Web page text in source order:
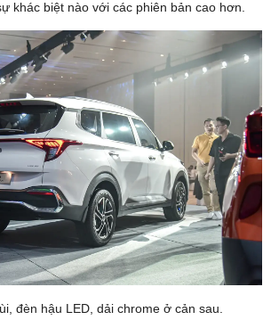
khác biệt nào với các phiên bản cao hơn.
đèn hậu LED, dải chrome ở cản sau.